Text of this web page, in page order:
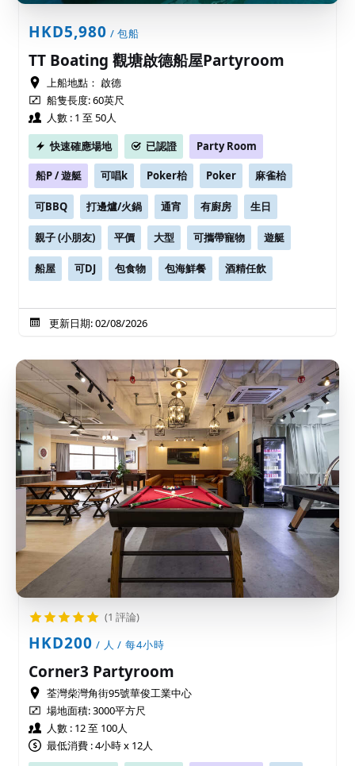
HKD5,980 / 包船
TT Boating 觀塘啟德船屋Partyroom
上船地點： 啟德
船隻長度: 60英尺
人數 : 1 至 50人
快速確應場地
已認證 Party Room
船P / 遊艇 可唱k Poker枱 Poker 麻雀枱
可BBQ 打邊爐/火鍋 通宵 有廚房 生日
親子 (小朋友) 平價 大型 可攜帶寵物 遊艇
船屋 可DJ 包食物 包海鮮餐 酒精任飲
更新日期: 02/08/2026
(1 評論)
HKD200 / 人 / 每4小時
Corner3 Partyroom
荃灣柴灣角街95號華俊工業中心
場地面積:3000平方尺
人數 : 12 至 100人
最低消費 : 4小時 x 12人